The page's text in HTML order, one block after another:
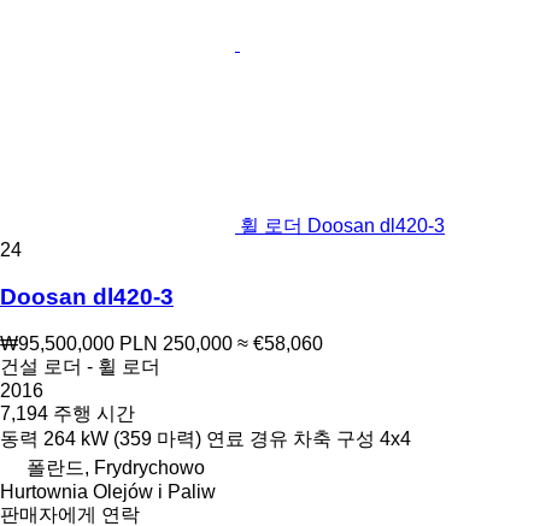
휠 로더 Doosan dl420-3
24
Doosan dl420-3
₩95,500,000 PLN 250,000 ≈ €58,060
건설 로더 - 휠 로더
2016
7,194 주행 시간
동력 264 kW (359 마력) 연료 경유 차축 구성 4x4
폴란드, Frydrychowo
Hurtownia Olejów i Paliw
판매자에게 연락